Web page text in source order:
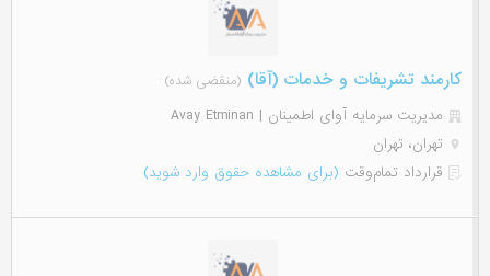
کارمند تشریفات و خدمات (آقا) (منقضی شده)
مدیریت سرمایه آوای اطمینان | Avay Etminan
تهران، تهران
قرارداد تمام‌وقت (برای مشاهده حقوق وارد شوید)